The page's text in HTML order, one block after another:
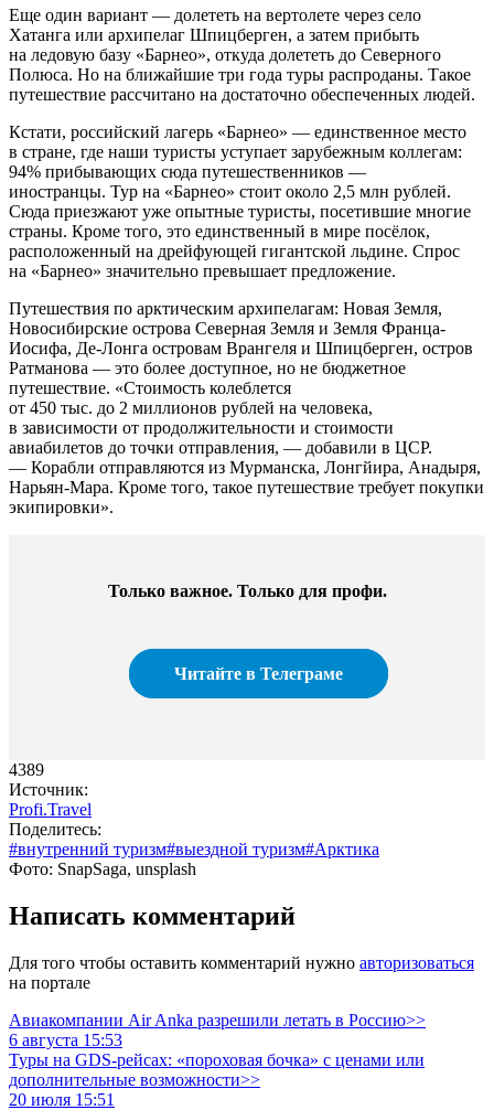
Еще один вариант — долететь на вертолете через село
Хатанга или архипелаг Шпицберген, а затем прибыть
на ледовую базу «Барнео», откуда долететь до Северного
Полюса. Но на ближайшие три года туры распроданы. Такое
путешествие рассчитано на достаточно обеспеченных людей.
Кстати, российский лагерь «Барнео» — единственное место
в стране, где наши туристы уступает зарубежным коллегам:
94% прибывающих сюда путешественников —
иностранцы. Тур на «Барнео» стоит около 2,5 млн рублей.
Сюда приезжают уже опытные туристы, посетившие многие
страны. Кроме того, это единственный в мире посёлок,
расположенный на дрейфующей гигантской льдине. Спрос
на «Барнео» значительно превышает предложение.
Путешествия по арктическим архипелагам: Новая Земля,
Новосибирские острова Северная Земля и Земля Франца-
Иосифа, Де-Лонга островам Врангеля и Шпицберген, остров
Ратманова — это более доступное, но не бюджетное
путешествие. «Стоимость колеблется
от 450 тыс. до 2 миллионов рублей на человека,
в зависимости от продолжительности и стоимости
авиабилетов до точки отправления, — добавили в ЦСР.
— Корабли отправляются из Мурманска, Лонгйира, Анадыря,
Нарьян-Мара. Кроме того, такое путешествие требует покупки
экипировки».
Только важное. Только для профи.​
Читайте в Телеграме
4389
Источник:
Profi.Travel
Поделитесь:
#внутренний туризм#выездной туризм#Арктика
Фото: SnapSaga, unsplash
Написать комментарий
Для того чтобы оставить комментарий нужно авторизоваться
на портале
Авиакомпании Air Anka разрешили летать в Россию>>
6 августа 15:53
Туры на GDS-рейсах: «пороховая бочка» с ценами или
дополнительные возможности>>
20 июля 15:51